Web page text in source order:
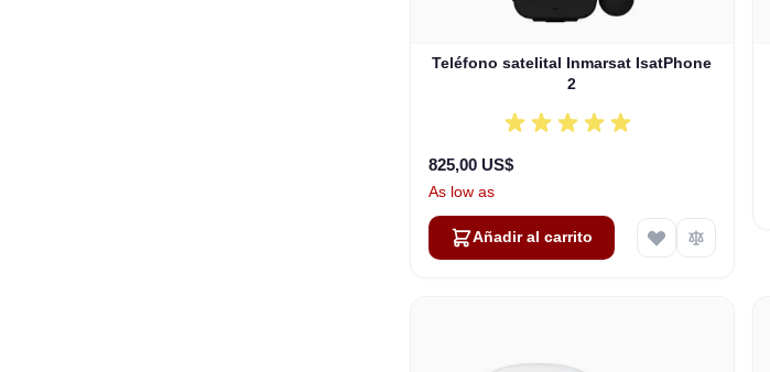
Teléfono satelital Inmarsat IsatPhone
2
825,00 US$
As low as
Añadir al carrito